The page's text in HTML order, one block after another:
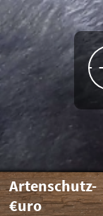
Artenschutz-
€uro